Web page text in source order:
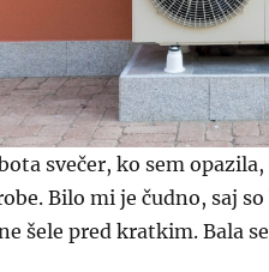
svečer, ko sem
Bilo mi je čudno, saj
šele pred kratkim. Bala